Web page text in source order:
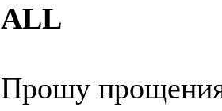
ALL
Прошу